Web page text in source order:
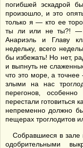
погибшей эскадрой
произошло, и это
только я — кто ее
ты ли или не ты?! —
Анариэль и Главу
недельку, всего
бы избежать! Но нет,
и выпнуть не
что это море, а
злыми на нас
перегонов,
перестали готовиться
непременно должно
пещерах троглодитов
Собравшиеся в зале
одобрительными